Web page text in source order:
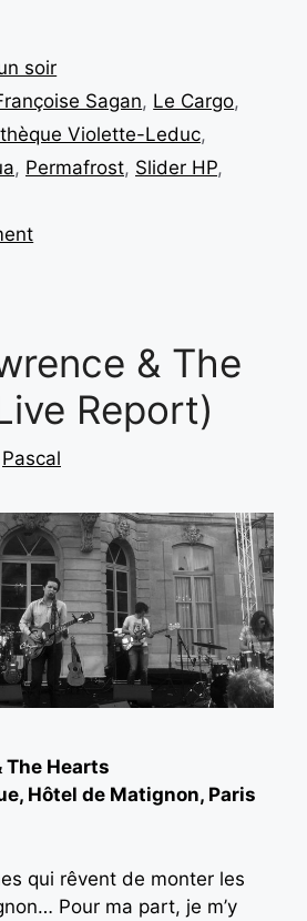
soir
Sagan, Le Cargo,
Violette-Leduc,
, Permafrost, Slider HP,
& The
Report)
Pascal
The Hearts
Hôtel de Matignon, Paris
qui rêvent de monter les
Pour ma part, je m’y